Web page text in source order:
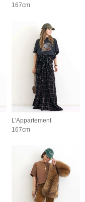
167cm
L'Appartement
167cm